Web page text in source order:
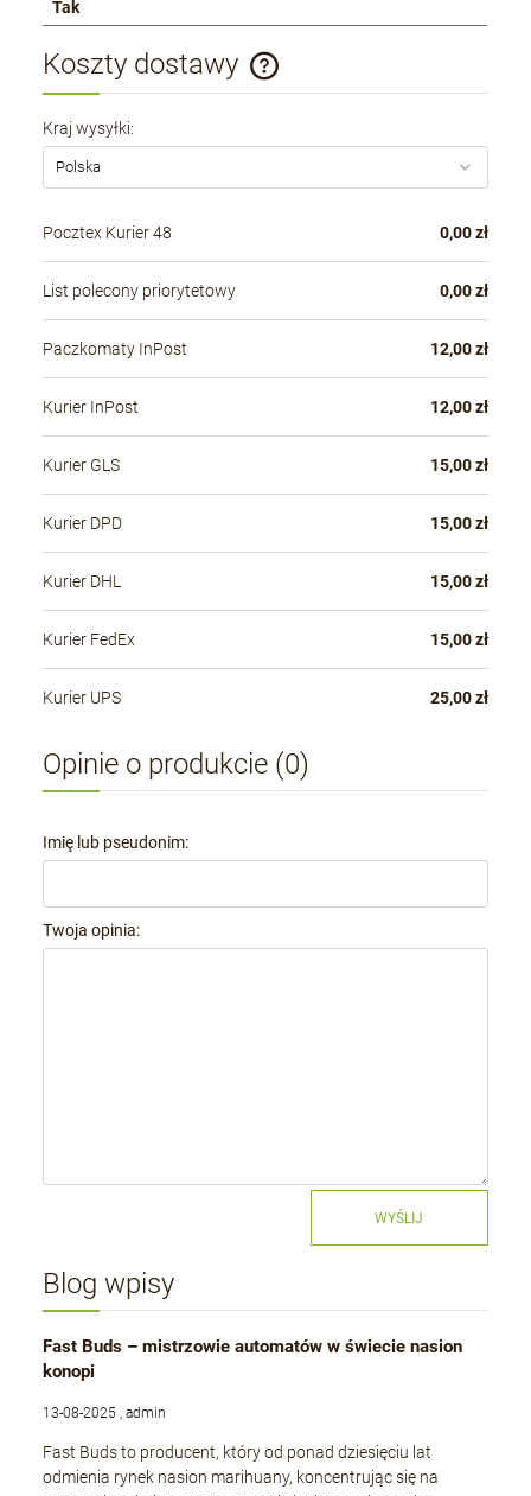
Tak
Koszty dostawy
Cena nie zawiera ewentualnych kosztów płatności
Kraj wysyłki:
Pocztex Kurier 48 0,00 zł
List polecony priorytetowy 0,00 zł
Paczkomaty InPost 12,00 zł
Kurier InPost 12,00 zł
Kurier GLS 15,00 zł
Kurier DPD 15,00 zł
Kurier DHL 15,00 zł
Kurier FedEx 15,00 zł
Kurier UPS 25,00 zł
Opinie o produkcie (0)
Imię lub pseudonim:
Twoja opinia:
WYŚLIJ
Blog wpisy
Fast Buds – mistrzowie automatów w świecie nasion
konopi
13-08-2025 , admin
Fast Buds to producent, który od ponad dziesięciu lat
odmienia rynek nasion marihuany, koncentrując się na